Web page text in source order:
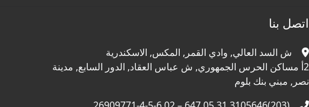
اتصل بنا
ش السد العالي, وادي القمر, المكس, الاسكندرية
2أ مساكن الحرس الجمهوري, ش عباس العقاد, الدور السابع, مدينة
نصر, مبني بنك بلوم